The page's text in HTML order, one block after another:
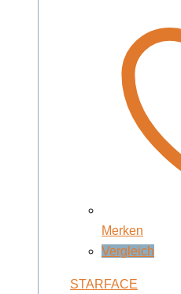
Merken
Vergleich
STARFACE